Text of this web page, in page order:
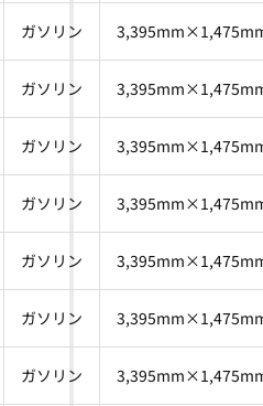
ガソリン
ガソリン
ガソリン
ガソリン
ガソリン
ガソリン
ガソリン